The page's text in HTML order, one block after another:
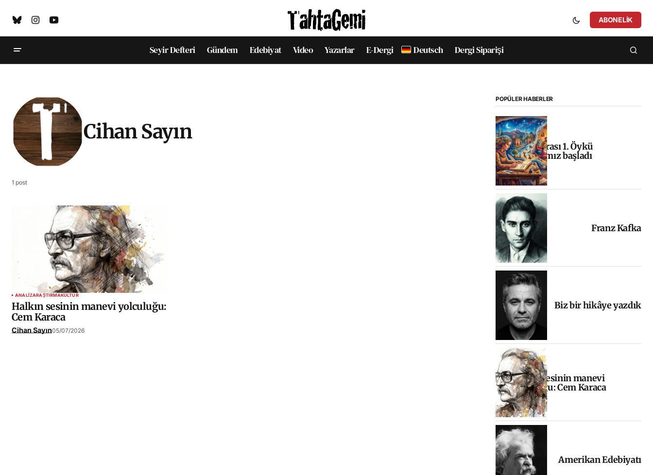
ABONELIK
Seyir Defteri Gündem Edebiyat Video Yazarlar E-Dergi Deutsch Dergi Siparişi
Cihan Sayın
1 post
ANALIZARAŞTIRMAKÜLTÜR
Halkın sesinin manevi yolculuğu:
Cem Karaca
Cihan Sayın05/07/2026
POPÜLER HABERLER
Uluslararası 1. Öykü
Yarışmamız başladı
Franz Kafka
Biz bir hikâye yazdık
Halkın sesinin manevi
yolculuğu: Cem Karaca
Amerikan Edebiyatı